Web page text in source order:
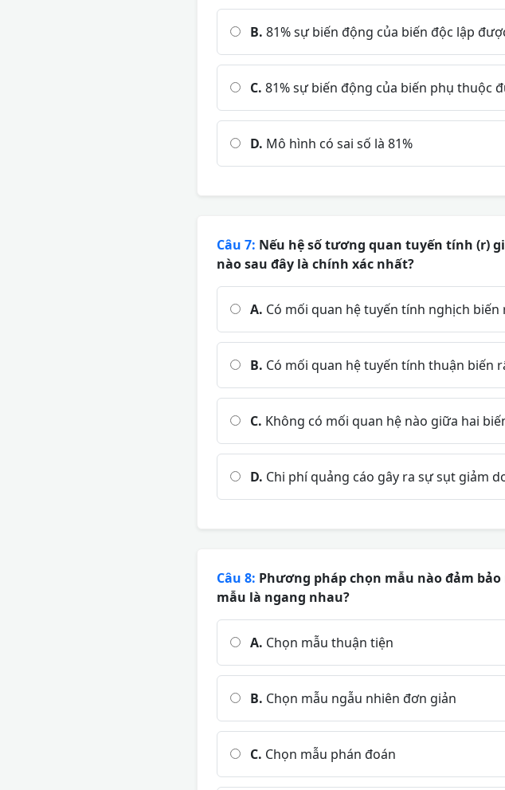
B. 81% sự biến động của biến độc lập
C. 81% sự biến động của biến phụ thuộc
D. Mô hình có sai số là 81%
Câu 7: Nếu hệ số tương quan tuyến tính (r)
nào sau đây là chính xác nhất?
A. Có mối quan hệ tuyến tính nghịch biến
B. Có mối quan hệ tuyến tính thuận biến
C. Không có mối quan hệ nào giữa hai
D. Chi phí quảng cáo gây ra sự sụt giảm
Câu 8: Phương pháp chọn mẫu nào đảm
mẫu là ngang nhau?
A. Chọn mẫu thuận tiện
B. Chọn mẫu ngẫu nhiên đơn giản
C. Chọn mẫu phán đoán